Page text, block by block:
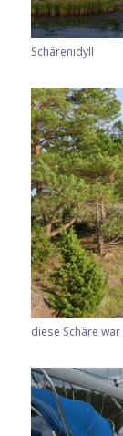
Schärenidyll
diese Schäre